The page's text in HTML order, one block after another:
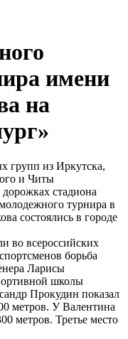
имени
на
групп из Иркутска,
и Читы
стадиона
турнира в
состоялись в городе
во всероссийских
борьба
Ларисы
школы
Прокудин показал
метров. У Валентина
метров. Третье место